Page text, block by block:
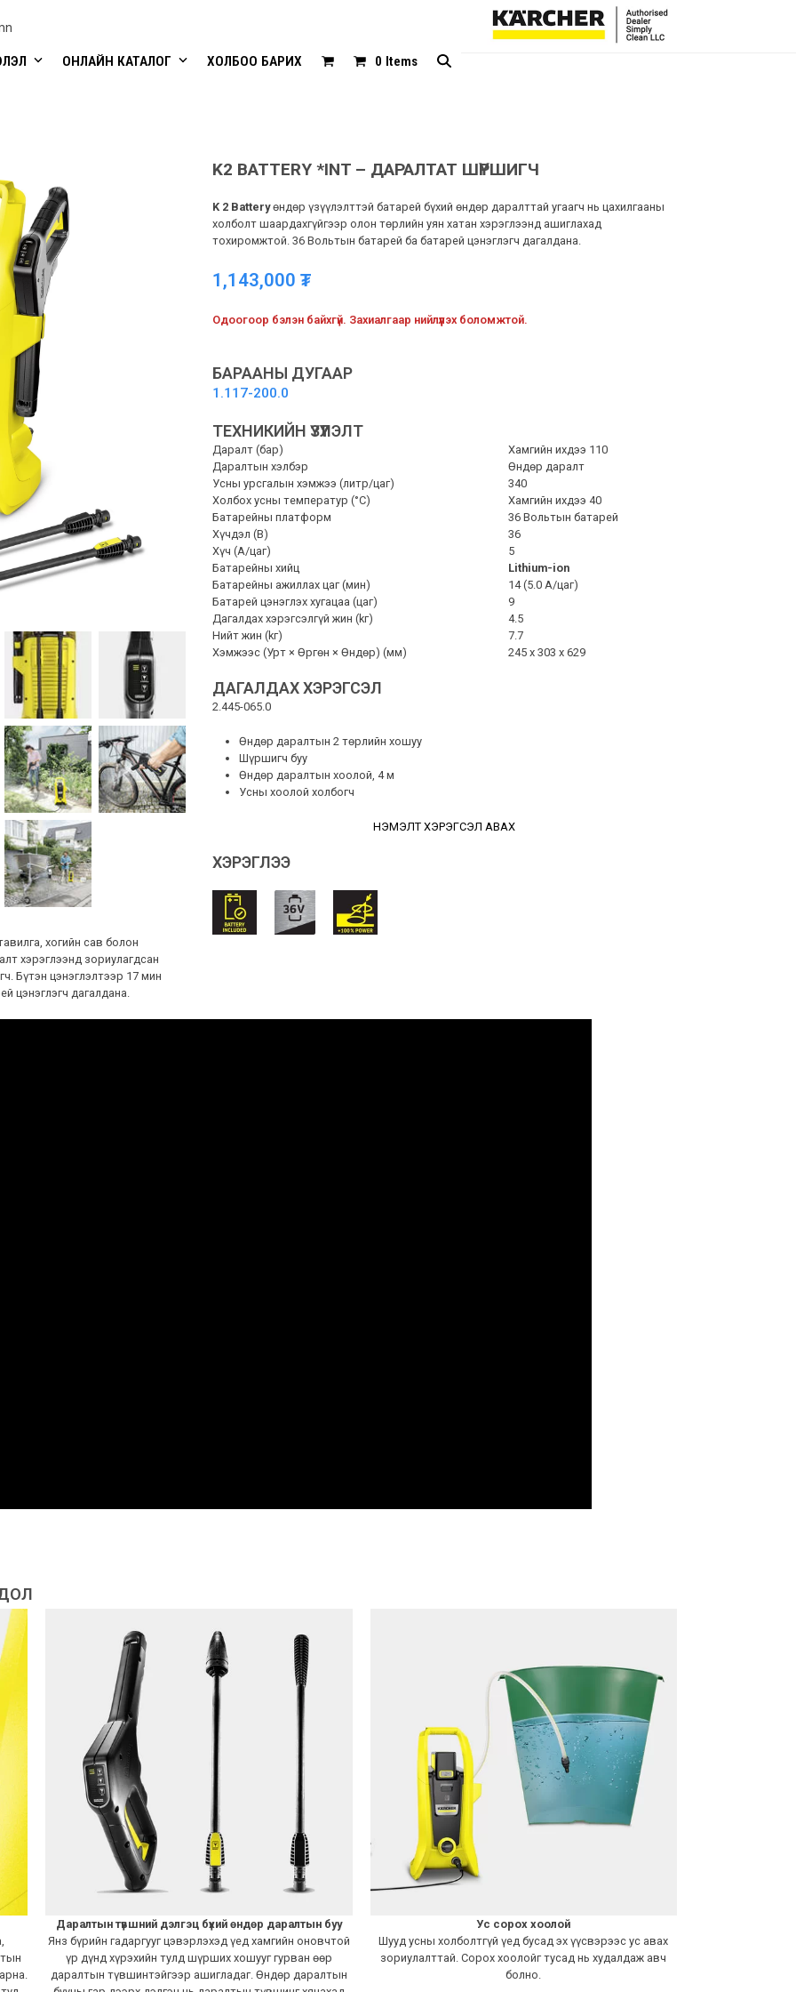
ОНЛАЙН КАТАЛОГ ХОЛБОО БАРИХ 0 Items
хогийн сав болон
хэрэглээнд зориулагдсан
Бүтэн цэнэглэлтээр 17 мин
цэнэглэгч дагалдана.
K2 BATTERY *INT – ДАРАЛТАТ ШҮРШИГЧ
K 2 Batteryөндөр үзүүлэлттэй батарей бүхий өндөр даралттай угаагч нь цахилгааны
холболт шаардахгүйгээр олон төрлийн уян хатан хэрэглээнд ашиглахад
тохиромжтой. 36 Вольтын батарей ба батарей цэнэглэгч дагалдана.
1,143,000 ₮
Одоогоор бэлэн байхгүй. Захиалгаар нийлүүлэх боломжтой.
БАРААНЫ ДУГААР
1.117-200.0
ТЕХНИКИЙН ҮЗҮҮЛЭЛТ
Даралт (бар)
Хамгийн ихдээ 110
Даралтын хэлбэр
Өндөр даралт
Усны урсгалын хэмжээ (литр/цаг)
340
Холбох усны температур (°C)
Хамгийн ихдээ 40
Батарейны платформ
36 Вольтын батарей
Хүчдэл (В)
36
Хүч (A/цаг)
5
Батарейны хийц
Lithium-ion
Батарейны ажиллах цаг (мин)
14 (5.0 A/цаг)
Батарей цэнэглэх хугацаа (цаг)
9
Дагалдах хэрэгсэлгүй жин (kг)
4.5
Нийт жин (kг)
7.7
Хэмжээс (Урт × Өргөн × Өндөр) (мм)
245 x 303 x 629
ДАГАЛДАХ ХЭРЭГСЭЛ
2.445-065.0
Өндөр даралтын 2 төрлийн хошуу
Шүршигч буу
Өндөр даралтын хоолой, 4 м
Усны хоолой холбогч
НЭМЭЛТ ХЭРЭГСЭЛ АВАХ
ХЭРЭГЛЭЭ
Даралтын түвшний дэлгэц бүхий өндөр даралтын буу
Янз бүрийн гадаргууг цэвэрлэхэд үед хамгийн оновчтой
үр дүнд хүрэхийн тулд шүрших хошууг гурван өөр
даралтын түвшинтэйгээр ашигладаг. Өндөр даралтын
Ус сорох хоолой
Шууд усны холболтгүй үед бусад эх үүсвэрээс ус авах
зориулалттай. Сорох хоолойг тусад нь худалдаж авч
болно.